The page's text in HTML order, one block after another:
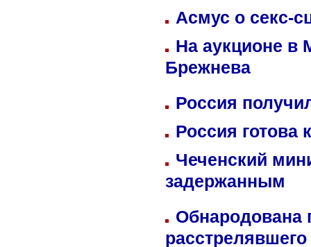
Асмус о секс-
На аукционе в
Брежнева
Россия
Россия готова
Чеченский
задержанным
Обнародована